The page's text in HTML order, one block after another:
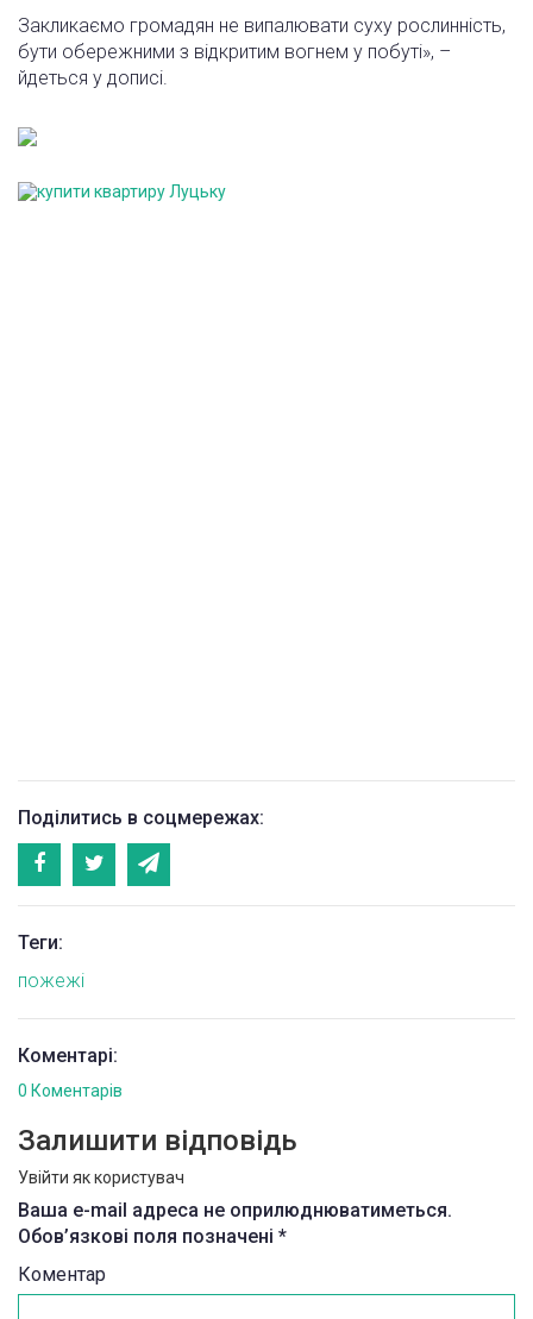
Закликаємо громадян не випалювати суху рослинність,
бути обережними з відкритим вогнем у побуті», –
йдеться у дописі.
Поділитись в соцмережах:
Теги:
пожежі
Коментарі:
0 Коментарів
Залишити відповідь
Увійти як користувач
Ваша e-mail адреса не оприлюднюватиметься.
Обов’язкові поля позначені *
Коментар